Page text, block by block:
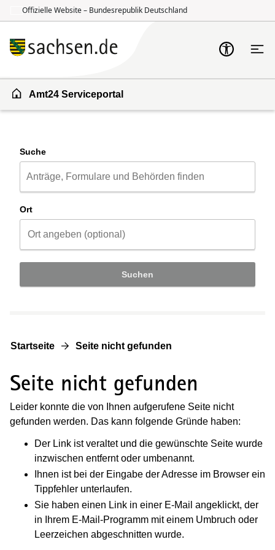
Offizielle Website – Bundesrepublik Deutschland
Amt24 Serviceportal
Suche
Ort
Suchen
Startseite Seite nicht gefunden
Seite nicht gefunden
Leider konnte die von Ihnen aufgerufene Seite nicht
gefunden werden. Das kann folgende Gründe haben:
Der Link ist veraltet und die gewünschte Seite wurde
inzwischen entfernt oder umbenannt.
Ihnen ist bei der Eingabe der Adresse im Browser ein
Tippfehler unterlaufen.
Sie haben einen Link in einer E-Mail angeklickt, der
in Ihrem E-Mail-Programm mit einem Umbruch oder
Leerzeichen abgeschnitten wurde.